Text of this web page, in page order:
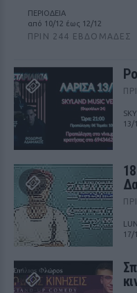
ΠΕΡΙΟΔΕΙΑ
από 10/12 έως 12/12
ΠΡΙΝ 244 ΕΒΔΟΜΆΔΕΣ
13/
17/